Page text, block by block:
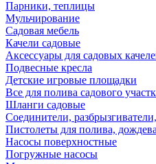
Парники, теплицы
Мульчирование
Садовая мебель
Качели садовые
Аксессуары для садовых
Подвесные кресла
Детские игровые площадки
Все для полива садового
Шланги садовые
Соединители,
Пистолеты для полива,
Насосы поверхностные
Погружные насосы